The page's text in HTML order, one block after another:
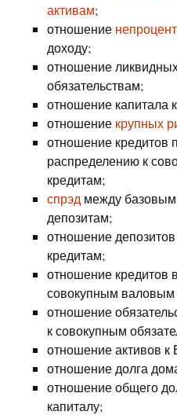
активам;
отношение
доходу;
отношение
обязательствам;
отношение капитала
отношение крупных
отношение кредитов
распределению к
кредитам;
спрэд между
депозитам;
отношение
кредитам;
отношение кредитов
совокупным валовым
отношение
к совокупным
отношение активов
отношение долга
отношение общего
капиталу;